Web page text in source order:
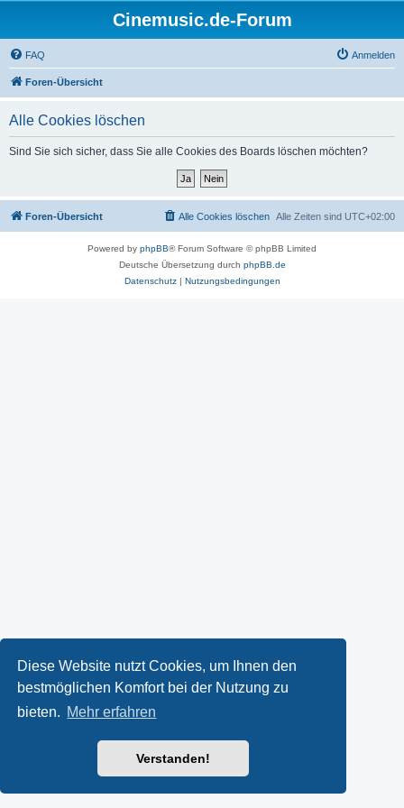
Diese Website nutzt Cookies, um Ihnen den
bestmöglichen Komfort bei der Nutzung zu
bieten. Mehr erfahren
Verstanden!
Cinemusic.de-Forum
FAQ Anmelden
Foren-Übersicht
Alle Cookies löschen
Sind Sie sich sicher, dass Sie alle Cookies des Boards löschen möchten?
Foren-Übersicht Alle Zeiten sind UTC+02:00
Alle Cookies löschen
Powered by phpBB® Forum Software © phpBB Limited
Deutsche Übersetzung durch phpBB.de
Datenschutz| Nutzungsbedingungen